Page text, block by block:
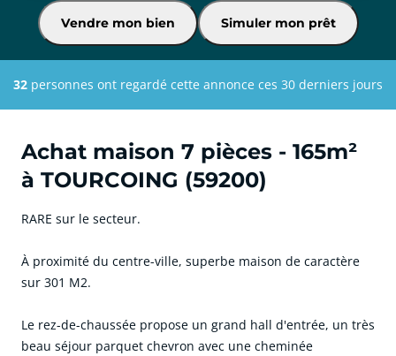
Achat maison 7 pièces - 165m²
à TOURCOING (59200)
RARE sur le secteur.
À proximité du centre-ville, superbe maison de caractère
sur 301 M2.
Le rez-de-chaussée propose un grand hall d'entrée, un très
beau séjour parquet chevron avec une cheminée
Simuler mon prêt
Vendre mon bien
32 personnes ont regardé cette annonce ces 30 derniers jours